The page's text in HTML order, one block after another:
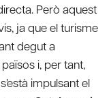
Però aquest
ja que el turisme
degut a
i, per tant,
impulsant el